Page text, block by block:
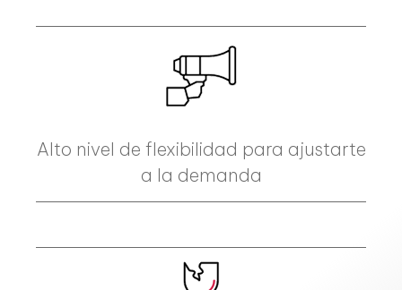
Alto nivel de flexibilidad para ajustarte
a la demanda